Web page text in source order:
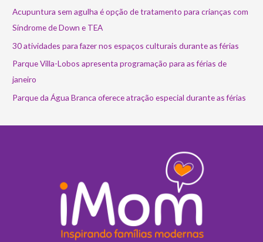
Acupuntura sem agulha é opção de tratamento para crianças com
Síndrome de Down e TEA
30 atividades para fazer nos espaços culturais durante as férias
Parque Villa-Lobos apresenta programação para as férias de
janeiro
Parque da Água Branca oferece atração especial durante as férias